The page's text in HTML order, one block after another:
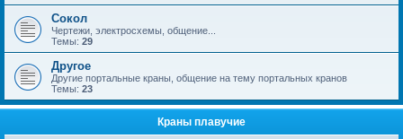
Сокол
Чертежи, электросхемы, общение...
Темы: 29
Другое
Другие портальные краны, общение на тему портальных кранов
Темы: 23
Краны плавучие